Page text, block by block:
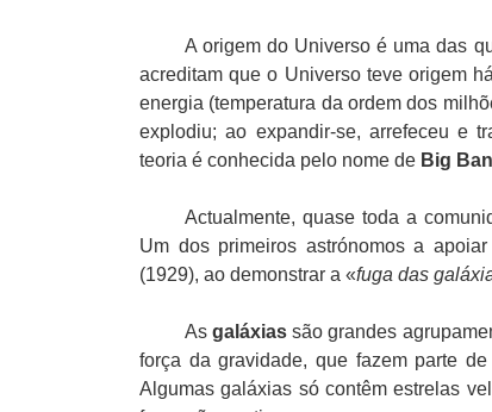
A origem do Universo é uma das
acreditam que o Universo teve origem
energia (temperatura da ordem dos
explodiu; ao expandir-se, arrefeceu e
teoria é conhecida pelo nome de Big
Actualmente, quase toda a
Um dos primeiros astrónomos a
(1929), ao demonstrar a «fuga das
As galáxiassão grandes
força da gravidade, que fazem parte
Algumas galáxias só contêm estrelas